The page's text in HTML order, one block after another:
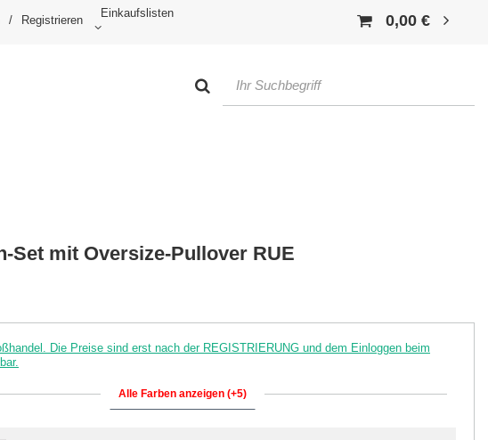
/ Registrieren
Einkaufslisten 0,00 €
Set mit Oversize-Pullover RUE
Die Preise sind erst nach der REGISTRIERUNG und dem Einloggen beim
Alle Farben anzeigen (+5)